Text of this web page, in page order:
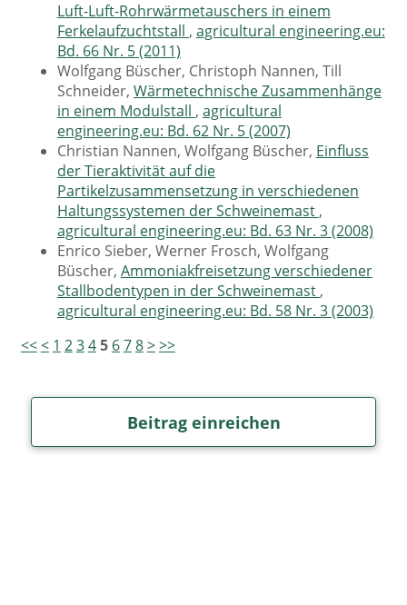
Luft-Luft-Rohrwärmetauschers in einem
Ferkelaufzuchtstall , agricultural engineering.eu:
Bd. 66 Nr. 5 (2011)
Wolfgang Büscher, Christoph Nannen, Till
Schneider, Wärmetechnische Zusammenhänge
in einem Modulstall , agricultural
engineering.eu: Bd. 62 Nr. 5 (2007)
Christian Nannen, Wolfgang Büscher, Einfluss
der Tieraktivität auf die
Partikelzusammensetzung in verschiedenen
Haltungssystemen der Schweinemast ,
agricultural engineering.eu: Bd. 63 Nr. 3 (2008)
Enrico Sieber, Werner Frosch, Wolfgang
Büscher, Ammoniakfreisetzung verschiedener
Stallbodentypen in der Schweinemast ,
agricultural engineering.eu: Bd. 58 Nr. 3 (2003)
<<< 1 2345 678>>>
Beitrag einreichen